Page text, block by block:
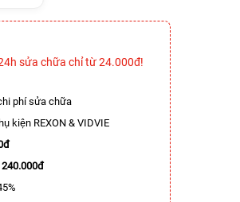
sửa chữa chỉ từ 24.000đ!
phí sửa chữa
kiện REXON & VIDVIE
240.000đ